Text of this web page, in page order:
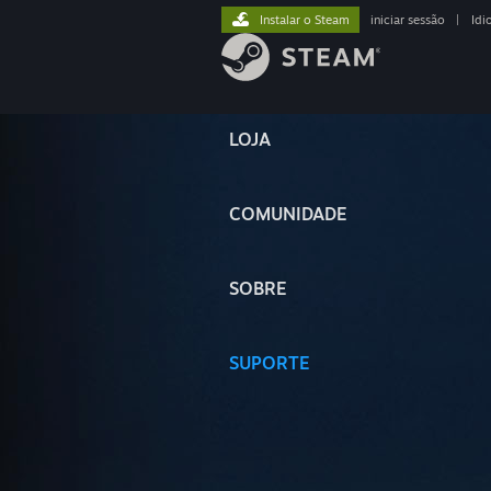
LOJA
COMUNIDADE
SOBRE
SUPORTE
Instalar o Steam iniciar sessão